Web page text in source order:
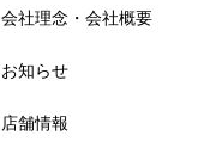
会社理念・会社概要
お知らせ
店舗情報